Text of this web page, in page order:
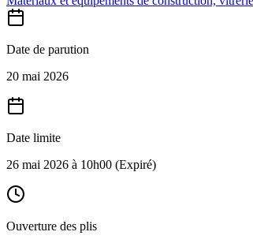
Date de parution
20 mai 2026
Date limite
26 mai 2026 à 10h00 (Expiré)
Ouverture des plis